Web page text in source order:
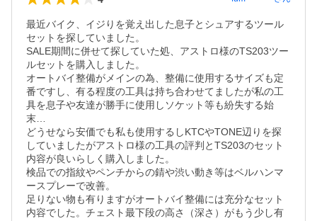
最近バイク、イジりを覚え出した息子とシュアするツール
セットを探していました。
SALE期間に併せて探していた処、アストロ様のTS203ツー
ルセットを購入しました。
オートバイ整備がメインの為、整備に使用するサイズも定
番ですし、有る程度の工具は持ち合わせてましたが私の工
具を息子や友達が勝手に使用しソケット等も紛失する始
末…
どうせなら安価でも私も使用するしKTCやTONE辺りを探
していましたがアストロ様の工具の評判とTS203のセット
内容が良いらしく購入しました。
検品での指紋やペンチからの錆や渋い動き等はベルハンマ
ースプレーで改善。
足りない物も有りますがオートバイ整備には充分なセット
内容でした。チェスト最下段の高さ（深さ）がもう少し有